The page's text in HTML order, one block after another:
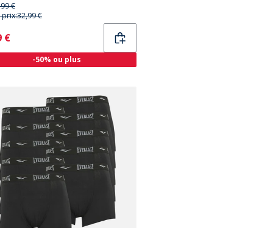
€
prix:32,99 €
€
-50% ou plus